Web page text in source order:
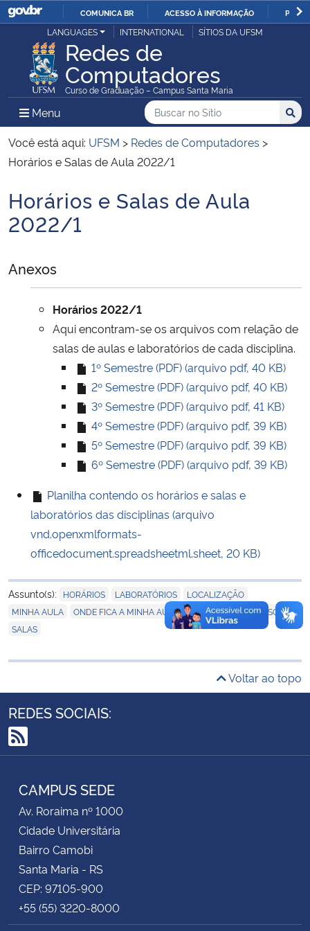
IR
PARA
O
CONTEÚDO
COMUNICA BR ACESSO À INFORMAÇÃO
Ministério da Justiça e Segurança Pública
Ministério da Defesa
Ministério das Relações Exteriores
Ministério da Infraestrutura
Ministério da Educação
Ministério de Minas e Energia
Ministério da Ciência, Tecnologia, Inovações e Comunicações
Ministério do Meio Ambiente
Ministério do Turismo
Ministério do Desenvolvimento Regional
Controladoria-Geral da União
Ministério da Mulher, da Família e dos Direitos Humanos
Gabinete de Segurança Institucional
Banco Central do Brasil
Planalto
LANGUAGES INTERNATIONAL SÍTIOS DA UFSM
Redes de
Computadores
Curso de Graduação – Campus Santa Maria
Menu Menu Principal do Sítio
Busca
Buscar no no Sítio
Busca:
Você está aqui: UFSM > Redes de Computadores >
Horários e Salas de Aula 2022/1
Início do conteúdo
Horários e Salas de Aula
2022/1
Anexos
Horários 2022/1
Aqui encontram-se os arquivos com relação de
salas de aulas e laboratórios de cada disciplina.
1º Semestre (PDF) (arquivo pdf, 40 KB)
2º Semestre (PDF) (arquivo pdf, 40 KB)
3º Semestre (PDF) (arquivo pdf, 41 KB)
4º Semestre (PDF) (arquivo pdf, 39 KB)
5º Semestre (PDF) (arquivo pdf, 39 KB)
6º Semestre (PDF) (arquivo pdf, 39 KB)
Planilha contendo os horários e salas e
laboratórios das disciplinas (arquivo
vnd.openxmlformats-
officedocument.spreadsheetml.sheet, 20 KB)
Assunto(s): HORÁRIOS LABORATÓRIOS LOCALIZAÇÃO
MINHA AULA ONDE FICA A MINHA AULA? , PRÉDIOS , PROFESSORES
SALAS
Voltar ao topo
REDES SOCIAIS:
RSS
CAMPUS SEDE
Av. Roraima nº 1000
Cidade Universitária
Bairro Camobi
Santa Maria - RS
CEP: 97105-900
+55 (55) 3220-8000